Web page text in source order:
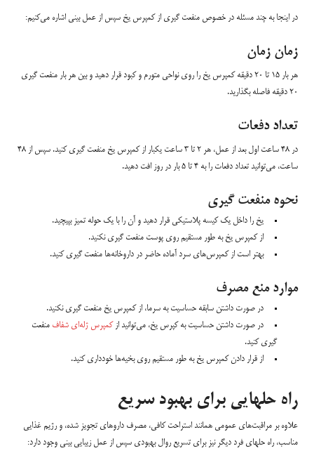
در اینجا به چند مسئله در خصوص منفعت گیری از کمپرس یخ سپس از عمل بینی اشاره می‌کنیم:
زمان زمان
هر بار 15 تا 20 دقیقه کمپرس یخ را روی نواحی متورم و کبود قرار دهید و بین هر بار منفعت گیری
20 دقیقه فاصله بگذارید.
تعداد دفعات
در 48 ساعت اول بعد از عمل، هر 2 تا 3 ساعت یکبار از کمپرس یخ منفعت گیری کنید. سپس از 48
ساعت، می‌توانید تعداد دفعات را به 4 تا 5 بار در روز افت دهید.
نحوه منفعت گیری
یخ را داخل یک کیسه پلاستیکی قرار دهید و آن را با یک حوله تمیز بپیچید.
از کمپرس یخ به طور مستقیم روی پوست منفعت گیری نکنید.
بهتر است از کمپرس‌های سرد آماده حاضر در داروخانه‌ها منفعت گیری کنید.
موارد منع مصرف
در صورت داشتن سابقه حساسیت به سرما، از کمپرس یخ منفعت گیری نکنید.
در صورت داشتن حساسیت به کپرس یخ، می‌توانید ازکمپرس ژله‌ای شفاف منفعت
گیری کنید.
از قرار دادن کمپرس یخ به طور مستقیم روی بخیه‌ها خودداری کنید.
راه حلهایی برای بهبود سریع
علاوه بر مراقبت‌های عمومی همانند استراحت کافی، مصرف داروهای تجویز شده، و رژیم غذایی
مناسب، راه حلهای فرد دیگر نیز برای تسریع روال بهبودی سپس از عمل زیبایی بینی وجود دارد: